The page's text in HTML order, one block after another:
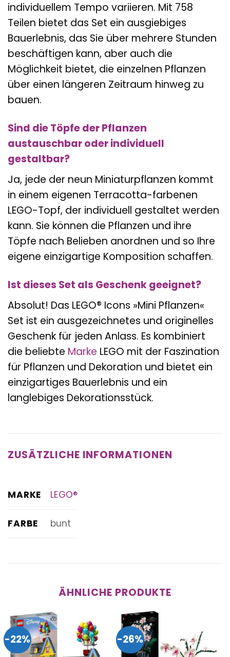
individuellem Tempo variieren. Mit 758
Teilen bietet das Set ein ausgiebiges
Bauerlebnis, das Sie über mehrere Stunden
beschäftigen kann, aber auch die
Möglichkeit bietet, die einzelnen Pflanzen
über einen längeren Zeitraum hinweg zu
bauen.
Sind die Töpfe der Pflanzen
austauschbar oder individuell
gestaltbar?
Ja, jede der neun Miniaturpflanzen kommt
in einem eigenen Terracotta-farbenen
LEGO-Topf, der individuell gestaltet werden
kann. Sie können die Pflanzen und ihre
Töpfe nach Belieben anordnen und so Ihre
eigene einzigartige Komposition schaffen.
Ist dieses Set als Geschenk geeignet?
Absolut! Das LEGO® Icons »Mini Pflanzen«
Set ist ein ausgezeichnetes und originelles
Geschenk für jeden Anlass. Es kombiniert
die beliebte Marke LEGO mit der Faszination
für Pflanzen und Dekoration und bietet ein
einzigartiges Bauerlebnis und ein
langlebiges Dekorationsstück.
ZUSÄTZLICHE INFORMATIONEN
MARKE LEGO®
FARBE bunt
ÄHNLICHE PRODUKTE
-22% -26%